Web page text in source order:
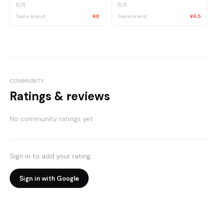
红河
Same brand
¥8
红河
Same brand
¥6.5
COMMUNITY
Ratings & reviews
No community ratings yet.
Sign in to add your rating.
Sign in with Google